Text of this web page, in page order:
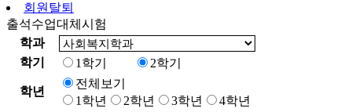
회원탈퇴
출석수업대체시험
학과
학기
1학기 2학기
학년
전체보기
1학년
2학년 3학년 4학년